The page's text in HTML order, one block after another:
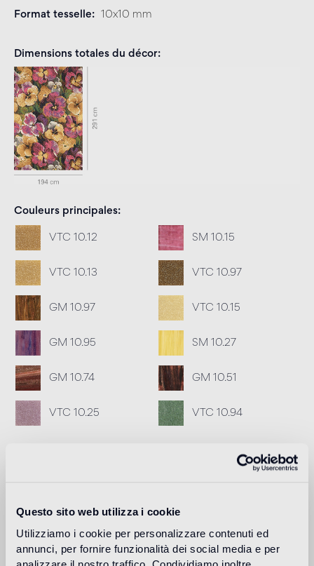
Questo sito web utilizza i cookie
Utilizziamo i cookie per personalizzare contenuti ed
annunci, per fornire funzionalità dei social media e per
Format tesselle 10x10 mm
Dimensions totales du décor
Couleurs principales
VTC 10.12 SM 10.15
VTC 10.13 VTC 10.97
GM 10.97 VTC 10.15
GM 10.95 SM 10.27
GM 10.74 GM 10.51
VTC 10.25 VTC 10.94
Download